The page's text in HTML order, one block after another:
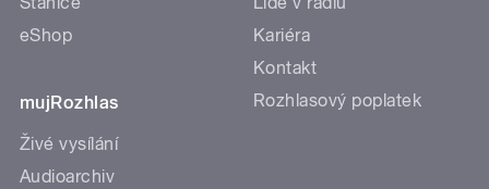
eShop
mujRozhlas
Živé vysílání
Audioarchiv
Kariéra
Kontakt
Rozhlasový poplatek